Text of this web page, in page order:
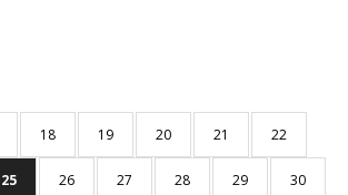
18 19 20 21 22
25 26 27 28 29 30